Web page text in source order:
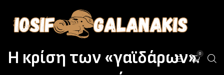
0
Η κρίση των «γαϊδάρων»